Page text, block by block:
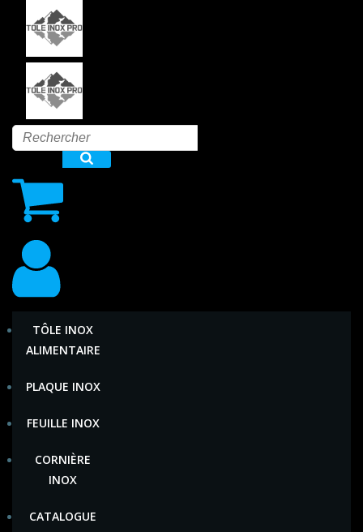
contenu
TÔLE INOX
ALIMENTAIRE
PLAQUE INOX
FEUILLE INOX
CORNIÈRE
INOX
CATALOGUE